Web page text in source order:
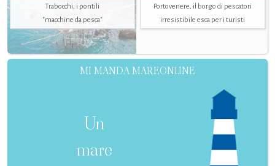
Trabocchi, i pontili
"macchine da pesca"
Portovenere, il borgo di pescatori
irresistibile esca per i turisti
MI MANDA MAREONLINE
Un
mare